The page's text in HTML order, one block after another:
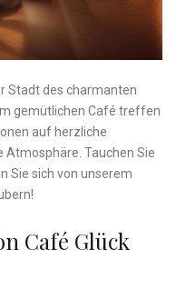
‌Stadt des charmanten
gemütlichen Café treffen
auf herzliche
Tauchen Sie
Sie sich von unserem⁤
Café Glück